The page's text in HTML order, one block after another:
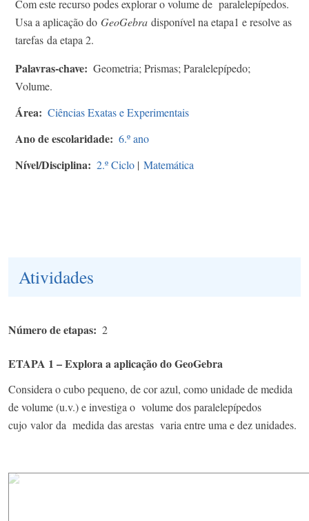
Com este recurso podes explorar o volume de paralelepípedos.
Usa a aplicação do GeoGebra disponível na etapa1 e resolve as
tarefas da etapa 2.
Palavras-chave
Geometria; Prismas; Paralelepípedo;
Volume.
Área Ciências Exatas e Experimentais
Ano de escolaridade 6.º ano
Nível/Disciplina 2.º Ciclo | Matemática
Atividades
Número de etapas 2
ETAPA 1 – Explora a aplicação do GeoGebra
Considera o cubo pequeno, de cor azul, como unidade de medida
de volume (u.v.) e investiga o volume dos paralelepípedos
cujo valor da medida das arestas varia entre uma e dez unidades.